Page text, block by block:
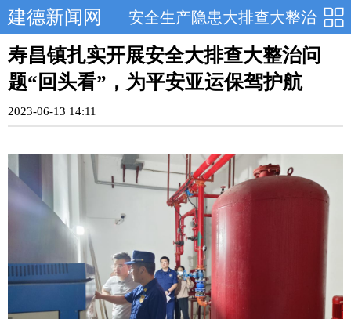
安全生产隐患大排查大整治
建德新闻网
寿昌镇扎实开展安全大排查大整治问
题“回头看”，为平安亚运保驾护航
2023-06-13 14:11